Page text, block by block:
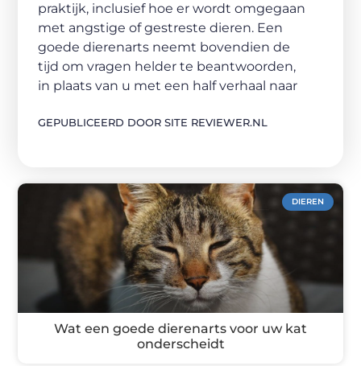
praktijk, inclusief hoe er wordt omgegaan
met angstige of gestreste dieren. Een
goede dierenarts neemt bovendien de
tijd om vragen helder te beantwoorden,
in plaats van u met een half verhaal naar
GEPUBLICEERD DOOR SITE REVIEWER.NL
DIEREN
Wat een goede dierenarts voor uw kat
onderscheidt